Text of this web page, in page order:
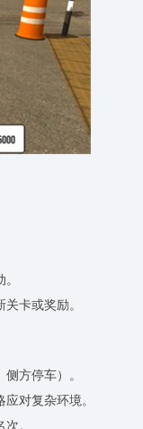
卡或奖励。
方停车）。
对复杂环境。
。